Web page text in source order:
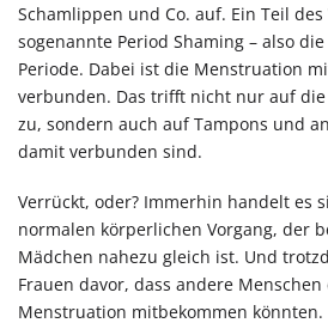
Schamlippen und Co. auf. Ein Teil
sogenannte Period Shaming – also
Periode. Dabei ist die Menstruation
verbunden. Das trifft nicht nur auf
zu, sondern auch auf Tampons und
damit verbunden sind.
Verrückt, oder? Immerhin handelt es
normalen körperlichen Vorgang, der
Mädchen nahezu gleich ist. Und
Frauen davor, dass andere
Menstruation mitbekommen könnten.